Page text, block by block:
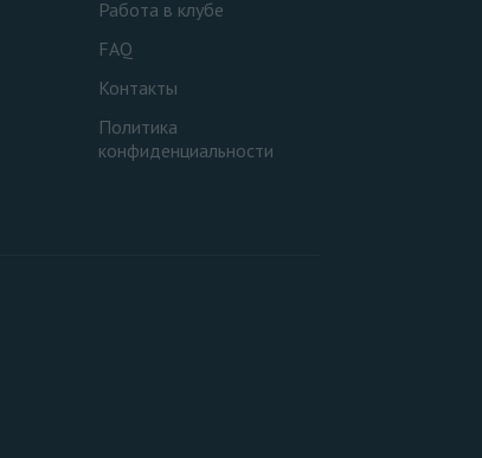
Работа в клубе
FAQ
Контакты
Политика
конфиденциальности